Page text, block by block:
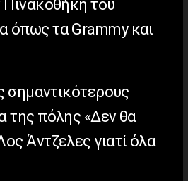
Πινακοθήκη του
όπως τα Grammy και
σημαντικότερους
της πόλης «Δεν θα
Άντζελες γιατί όλα